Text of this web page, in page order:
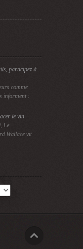
participez à
comme
informent :
le vin
Le
Wallace vit